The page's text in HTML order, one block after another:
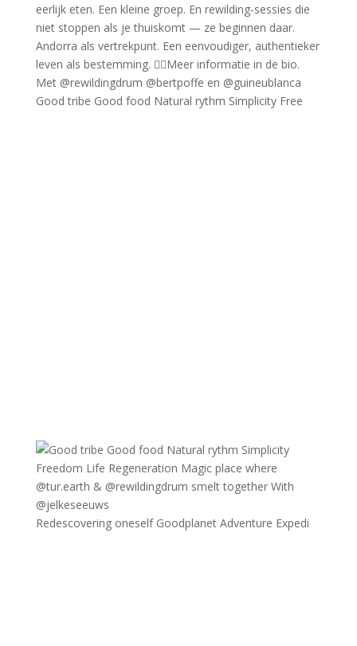
Good tribe Good food Natural rythm Simplicity Free
Redescovering oneself Goodplanet Adventure Expedi